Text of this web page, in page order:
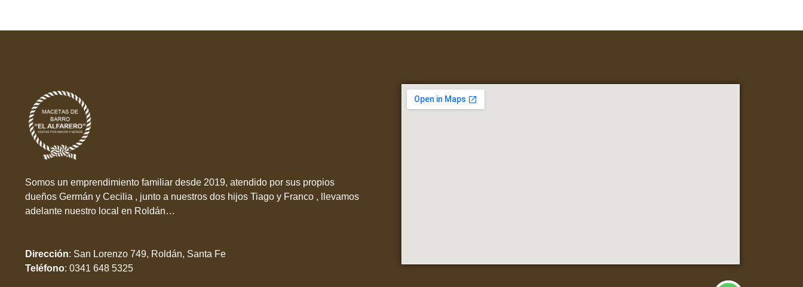
Somos un emprendimiento familiar desde 2019, atendido por sus propios
dueños Germán y Cecilia , junto a nuestros dos hijos Tiago y Franco , llevamos
adelante nuestro local en Roldán…
Dirección: San Lorenzo 749, Roldán, Santa Fe
Teléfono: 0341 648 5325